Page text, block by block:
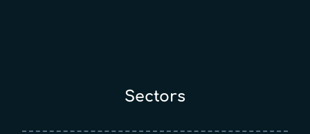
Sectors